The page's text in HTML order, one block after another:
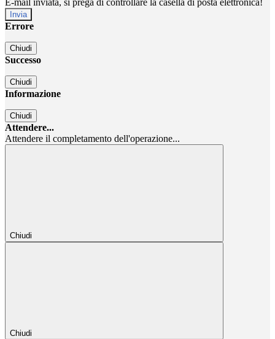
E-mail inviata, si prega di controllare la casella di posta elettronica!
Errore
Chiudi
Successo
Chiudi
Informazione
Chiudi
Attendere...
Attendere il completamento dell'operazione...
Chiudi
Chiudi